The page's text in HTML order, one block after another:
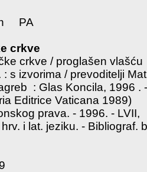
PA
crkve
crkve / proglašen vlašću
s izvorima / prevoditelji
: Glas Koncila, 1996 .
Editrice Vaticana 1989)
prava. - 1996. - LVII,
i lat. jeziku. - Bibliograf.